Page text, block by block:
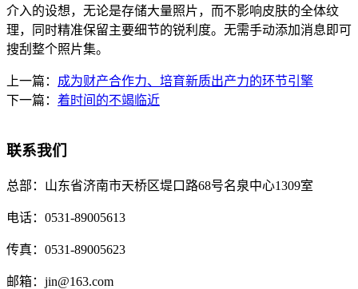
介入的设想，无论是存储大量照片，而不影响皮肤的全体纹
理，同时精准保留主要细节的锐利度。无需手动添加消息即可
搜刮整个照片集。
上一篇： 成为财产合作力、培育新质出产力的环节引擎
下一篇： 着时间的不竭临近
联系我们
总部： 山东省济南市天桥区堤口路68号名泉中心1309室
电话： 0531-89005613
传真： 0531-89005623
邮箱： jin@163.com